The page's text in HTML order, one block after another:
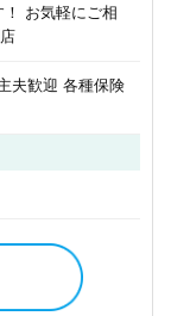
お気軽にご相
夫歓迎 各種保険